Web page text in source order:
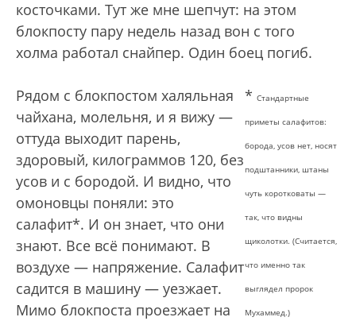
косточками. Тут же мне шепчут: на этом
блокпосту пару недель назад вон с того
холма работал снайпер. Один боец погиб.
* Стандартные
приметы салафитов:
борода, усов нет, носят
подштанники, штаны
чуть коротковаты —
так, что видны
щиколотки. (Считается,
что именно так
выглядел пророк
Мухаммед.)
Рядом с блокпостом халяльная
чайхана, молельня, и я вижу —
оттуда выходит парень,
здоровый, килограммов 120, без
усов и с бородой. И видно, что
омоновцы поняли: это
салафит*. И он знает, что они
знают. Все всё понимают. В
воздухе — напряжение. Салафит
садится в машину — уезжает.
Мимо блокпоста проезжает на